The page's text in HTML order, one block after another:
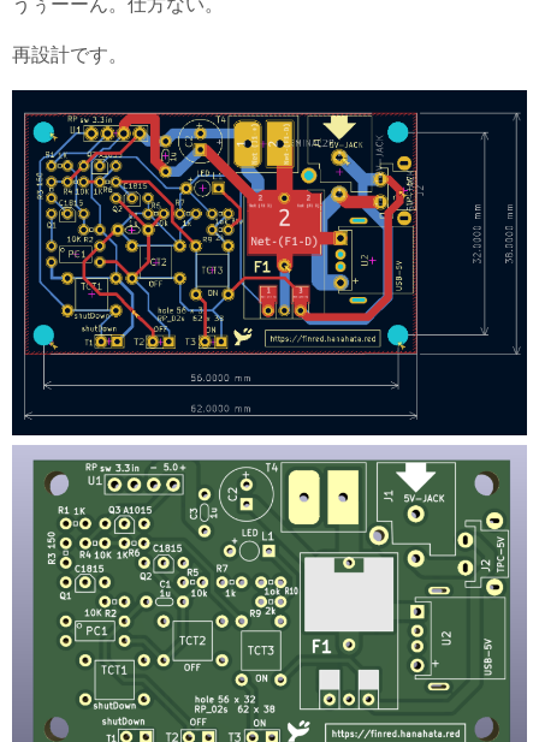
うぅーーん。仕方ない。
再設計です。